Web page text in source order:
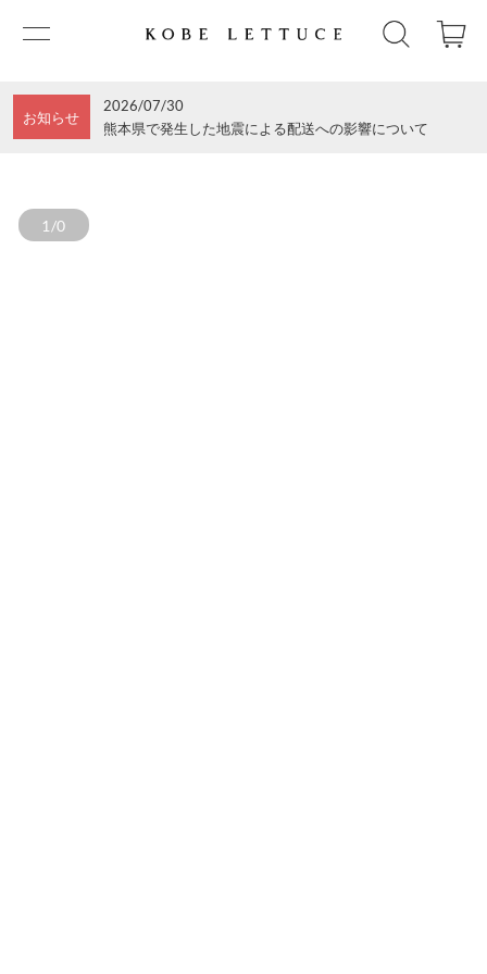
お知らせ
2026/07/30
熊本県で発生した地震による配送への影響について
1/0